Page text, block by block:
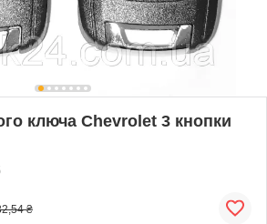
ключа Chevrolet 3 кнопки
₴